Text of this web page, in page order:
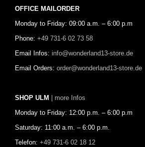
OFFICE MAILORDER
Monday to Friday: 09:00 a.m. – 6:00 p.m
Phone: +49 731-6 02 73 58
Email Infos: info@wonderland13-store.de
Email Orders: order@wonderland13-store.de
SHOP ULM | more Infos
Monday to Friday: 12:00 p.m. – 6:00 p.m
Saturday: 11:00 a.m. – 6:00 p.m.
Telefon: +49 731-6 02 18 12